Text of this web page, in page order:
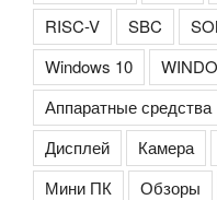
RISC-V
SBC
Windows 10
Аппаратные средства
Дисплей
Камера
Мини ПК
Обзоры